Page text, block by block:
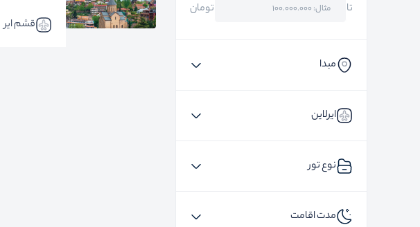
تا
تومان
مبدا
ایرلاین
نوع تور
مدت اقامت
قشم ایر